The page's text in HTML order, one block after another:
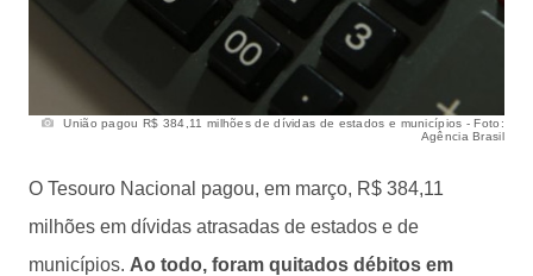
União pagou R$ 384,11 milhões de dívidas de estados e municípios - Foto:
Agência Brasil
O Tesouro Nacional pagou, em março, R$ 384,11
milhões em dívidas atrasadas de estados e de
municípios. Ao todo, foram quitados débitos em